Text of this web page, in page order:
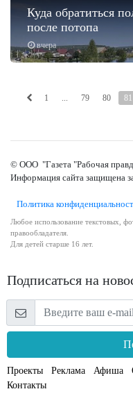
вчера
Куда обратиться
после потопа
1 ... 79 80 81
© ООО "Газета "Рабочая
Информация сайта защищена
Политика
Любое использование текстовых,
правообладателя.
Для детей старше 16 лет.
Подписаться на
Проекты Реклама Афиша
Контакты